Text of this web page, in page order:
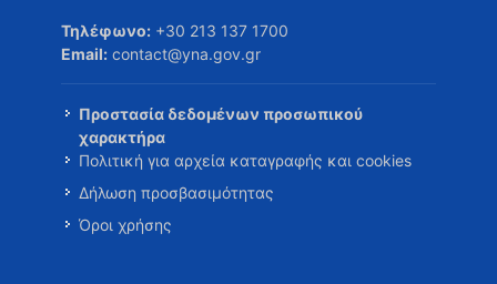
Τηλέφωνο: +30 213 137 1700
Email: contact@yna.gov.gr
Προστασία δεδομένων προσωπικού
χαρακτήρα
Πολιτική για αρχεία καταγραφής και cookies
Δήλωση προσβασιμότητας
Όροι χρήσης